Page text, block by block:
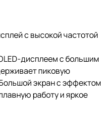
с высокой частотой
дисплеем с большим
пиковую
экран с эффектом
работу и яркое